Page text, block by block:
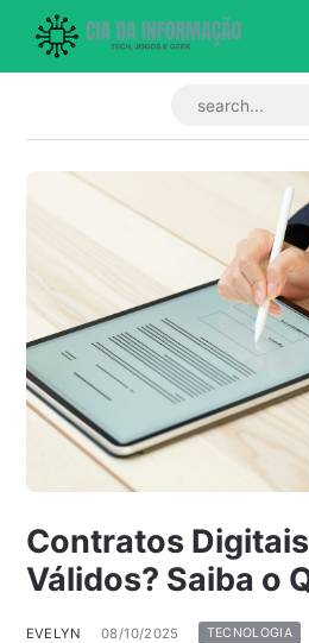
Contratos
Válidos? Saiba o
EVELYN 08/10/2025 TECNOLOGIA